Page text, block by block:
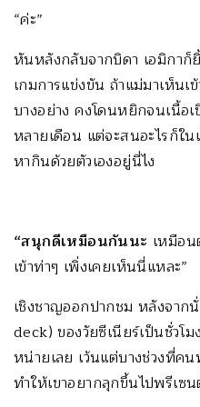
“ค่ะ”
หันหลังกลับจากบิดา เอมิกาก็
เกมการแข่งขัน ถ้าแม่มาเห็นเ
บางอย่าง คงโดนหยิกจนเนื้อ
หลายเดือน แต่จะสนอะไรก็ใน
หากินด้วยตัวเองอยู่นี่ไง
“สนุกดีเหมือนกันนะ เหมือ
เข้าท่าๆ เพิ่งเคยเห็นนี่แหละ”
เชิงชาญออกปากชม หลังจาก
deck) ของวัยซีเนียร์เป็นชั่วโ
หน่ายเลย เว้นแต่บางช่วงที่
ทำให้เขาอยากลุกขึ้นไปพรีเซ